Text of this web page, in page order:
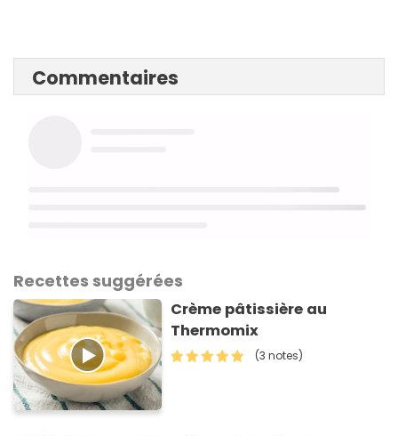
Commentaires
Recettes suggérées
Crème pâtissière au
Thermomix
(3 notes)